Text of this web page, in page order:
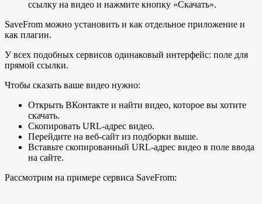
ссылку на видео и нажмите кнопку «Скачать».
SaveFrom можно установить и как отдельное приложение и
как плагин.
У всех подобных сервисов одинаковый интерфейс: поле для
прямой ссылки.
Чтобы сказать ваше видео нужно:
Открыть ВКонтакте и найти видео, которое вы хотите
скачать.
Скопировать URL-адрес видео.
Перейдите на веб-сайт из подборки выше.
Вставьте скопированный URL-адрес видео в поле ввода
на сайте.
Рассмотрим на примере сервиса SaveFrom: